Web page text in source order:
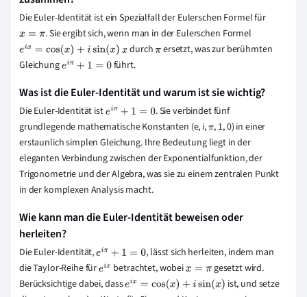
Die Euler-Identität ist ein Spezialfall der Eulerschen Formel für
x= π
. Sie ergibt sich, wenn man in der Eulerschen Formel
eix= cos(x)+isin (x) x durchπersetzt, was zur berühmten
Gleichungeiπ+1= 0 führt.
Was ist die Euler-Identität und warum ist sie wichtig?
Die Euler-Identität isteiπ+1= 0
. Sie verbindet fünf
grundlegende mathematische Konstanten (e, i,π, 1, 0) in einer
erstaunlich simplen Gleichung. Ihre Bedeutung liegt in der
eleganten Verbindung zwischen der Exponentialfunktion, der
Trigonometrie und der Algebra, was sie zu einem zentralen Punkt
in der komplexen Analysis macht.
Wie kann man die Euler-Identität beweisen oder
herleiten?
Die Euler-Identität,eiπ+1=0
, lässt sich herleiten, indem man
die Taylor-Reihe füreix betrachtet, wobeix= π
gesetzt wird.
Berücksichtige dabei, dasseix= cos(x)+isin (x)
ist, und setze